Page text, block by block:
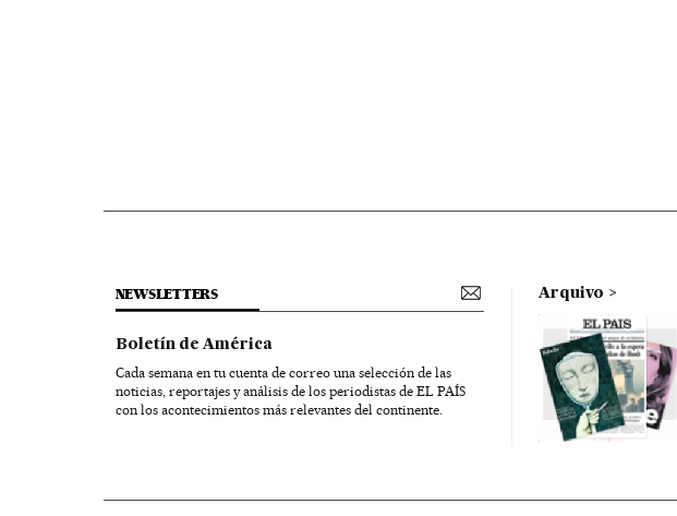
NEWSLETTERS
Boletín de América
Cada semana en tu cuenta de correo una selección de las
noticias, reportajes y análisis de los periodistas de EL PAÍS
con los acontecimientos más relevantes del continente.
Arquivo